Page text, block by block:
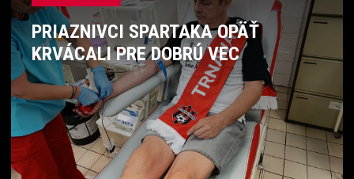
PRIAZNIVCI SPARTAKA OPÄŤ
KRVÁCALI PRE DOBRÚ VEC